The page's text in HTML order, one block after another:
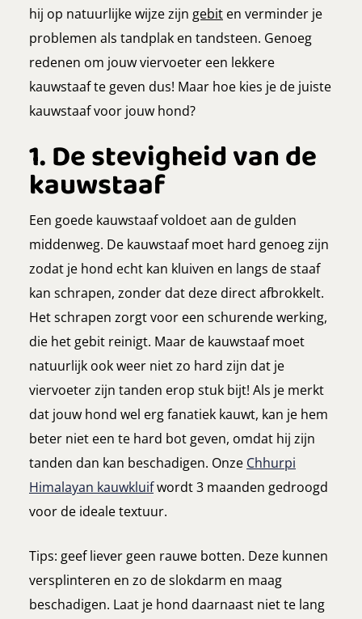
hij op natuurlijke wijze zijn gebit en verminder je
problemen als tandplak en tandsteen. Genoeg
redenen om jouw viervoeter een lekkere
kauwstaaf te geven dus! Maar hoe kies je de juiste
kauwstaaf voor jouw hond?
1. De stevigheid van de
kauwstaaf
Een goede kauwstaaf voldoet aan de gulden
middenweg. De kauwstaaf moet hard genoeg zijn
zodat je hond echt kan kluiven en langs de staaf
kan schrapen, zonder dat deze direct afbrokkelt.
Het schrapen zorgt voor een schurende werking,
die het gebit reinigt. Maar de kauwstaaf moet
natuurlijk ook weer niet zo hard zijn dat je
viervoeter zijn tanden erop stuk bijt! Als je merkt
dat jouw hond wel erg fanatiek kauwt, kan je hem
beter niet een te hard bot geven, omdat hij zijn
tanden dan kan beschadigen. Onze Chhurpi
Himalayan kauwkluifwordt 3 maanden gedroogd
voor de ideale textuur.
Tips: geef liever geen rauwe botten. Deze kunnen
versplinteren en zo de slokdarm en maag
beschadigen. Laat je hond daarnaast niet te lang